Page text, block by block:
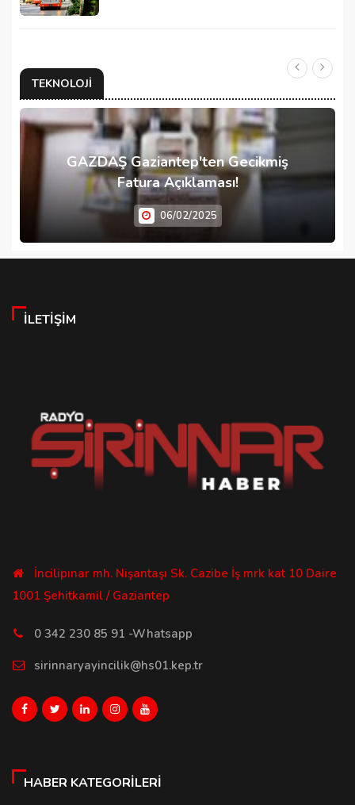
TEKNOLOJI
GAZDAŞ Gaziantep'ten Gecikmiş
Fatura Açıklaması!
06/02/2025
İLETIŞIM
İncilipınar mh. Nişantaşı Sk. Cazibe İş mrk kat 10 Daire
1001 Şehitkamil / Gaziantep
0 342 230 85 91 -Whatsapp
sirinnaryayincilik@hs01.kep.tr
HABER KATEGORILERI